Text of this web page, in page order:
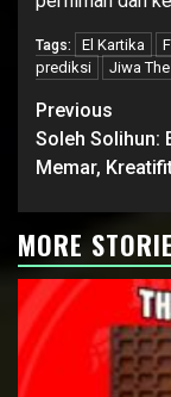
Tags: El Kartika
prediksi
Jiwa
Continue
Reading
Previous
Soleh Solihun:
Memar,
MORE